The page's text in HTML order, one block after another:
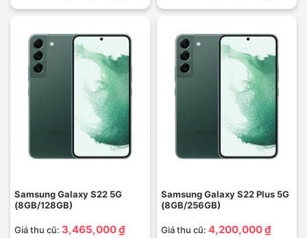
Samsung Galaxy S22 5G
(8GB/128GB)
Giá thu cũ: 3,465,000 ₫
Samsung Galaxy S22 Plus 5G
(8GB/256GB)
Giá thu cũ: 4,200,000 ₫